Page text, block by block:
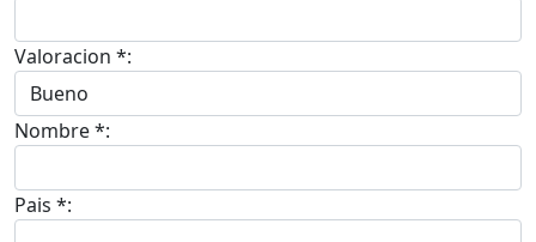
Valoracion *:
Nombre *:
Pais *: